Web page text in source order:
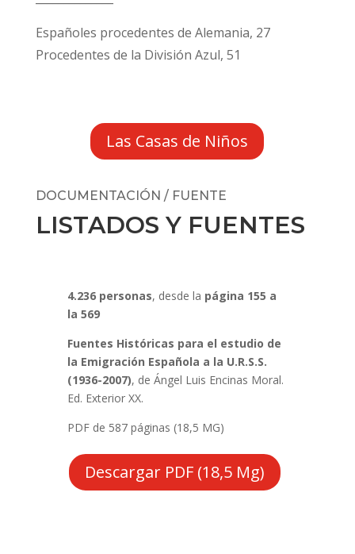
Españoles procedentes de Alemania, 27
Procedentes de la División Azul, 51
Las Casas de Niños
DOCUMENTACIÓN / FUENTE
LISTADOS Y FUENTES
4.236 personas, desde la página 155 a
la 569
Fuentes Históricas para el estudio de
la Emigración Española a la U.R.S.S.
(1936-2007), de Ángel Luis Encinas Moral.
Ed. Exterior XX.
PDF de 587 páginas (18,5 MG)
Descargar PDF (18,5 Mg)